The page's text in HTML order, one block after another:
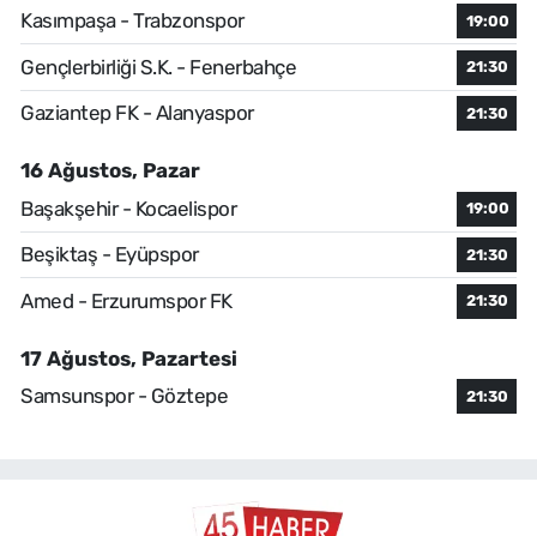
Kasımpaşa - Trabzonspor 19:00
Gençlerbirliği S.K. - Fenerbahçe 21:30
Gaziantep FK - Alanyaspor 21:30
16 Ağustos, Pazar
Başakşehir - Kocaelispor
19:00
Beşiktaş - Eyüpspor 21:30
Amed - Erzurumspor FK 21:30
17 Ağustos, Pazartesi
Samsunspor - Göztepe
21:30